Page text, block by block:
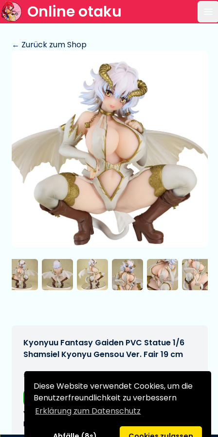
Diese Website verwendet Cookies, um die
Benutzerfreundlichkeit zu verbessern
Erklärung zum Datenschutz
Online otaku
← Zurück zum Shop
Kyonyuu Fantasy Gaiden PVC Statue 1/6
Shamsiel Kyonyu Gensou Ver. Fair 19 cm
€254,99
Kostenloser Versand
Voraussichtliches Lieferdatum:
N/A